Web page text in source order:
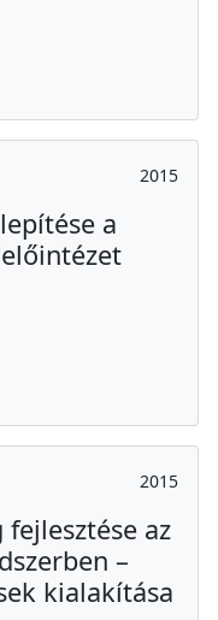
2015
a
2015
az
–
kialakítása